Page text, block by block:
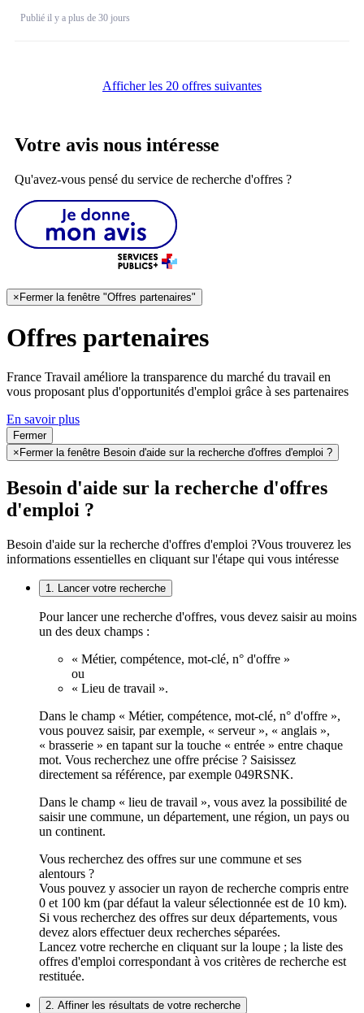
Publié il y a plus de 30 jours
Afficher les 20 offres suivantes
Votre avis nous intéresse
Qu'avez-vous pensé du service de recherche d'offres ?
×Fermer la fenêtre "Offres partenaires"
Offres partenaires
France Travail améliore la transparence du marché du travail en
vous proposant plus d'opportunités d'emploi grâce à ses partenaires
En savoir plus
Fermer
× Fermer la fenêtre Besoin d'aide sur la recherche d'offres d'emploi ?
Besoin d'aide sur la recherche d'offres
d'emploi ?
Besoin d'aide sur la recherche d'offres d'emploi ?Vous trouverez les
informations essentielles en cliquant sur l'étape qui vous intéresse
1. Lancer votre recherche
Pour lancer une recherche d'offres, vous devez saisir au moins
un des deux champs :
« Métier, compétence, mot-clé, n° d'offre »
ou
« Lieu de travail ».
Dans le champ « Métier, compétence, mot-clé, n° d'offre »,
vous pouvez saisir, par exemple, « serveur », « anglais »,
« brasserie » en tapant sur la touche « entrée » entre chaque
mot. Vous recherchez une offre précise ? Saisissez
directement sa référence, par exemple 049RSNK.
Dans le champ « lieu de travail », vous avez la possibilité de
saisir une commune, un département, une région, un pays ou
un continent.
Vous recherchez des offres sur une commune et ses
alentours ?
Vous pouvez y associer un rayon de recherche compris entre
0 et 100 km (par défaut la valeur sélectionnée est de 10 km).
Si vous recherchez des offres sur deux départements, vous
devez alors effectuer deux recherches séparées.
Lancez votre recherche en cliquant sur la loupe ; la liste des
offres d'emploi correspondant à vos critères de recherche est
restituée.
2. Affiner les résultats de votre recherche